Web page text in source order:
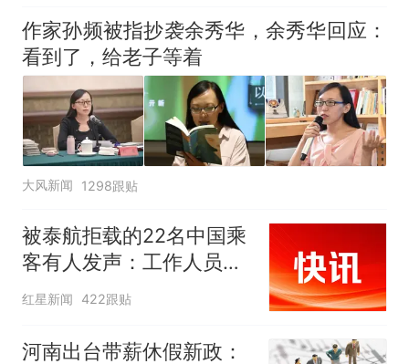
作家孙频被指抄袭余秀华，余秀华回应：
看到了，给老子等着
大风新闻 1298跟贴
被泰航拒载的22名中国乘
客有人发声：工作人员承
诺免费改签，最后却自费
红星新闻 422跟贴
河南出台带薪休假新政：